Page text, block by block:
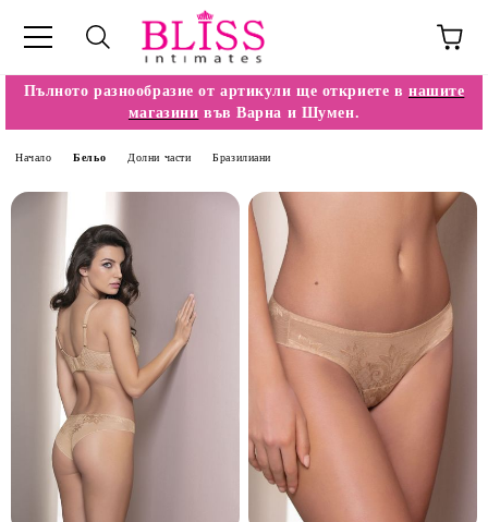
Пълното разнообразие от артикули ще откриете в нашите
магазини във Варна и Шумен.
Начало Бельо Долни части Бразилиани